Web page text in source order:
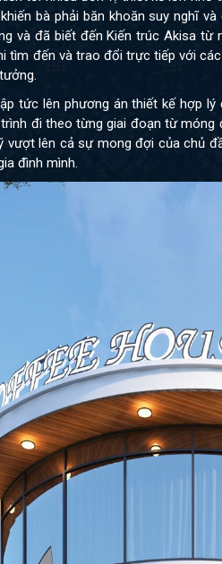
bà phải băn khoăn suy nghĩ
và đã biết đến Kiến trúc Akisa
tìm đến và trao đổi trực tiếp với
tức lên phương án thiết kế hợp
đi theo từng giai đoạn từ
lên cả sự mong đợi của chủ
đình mình.